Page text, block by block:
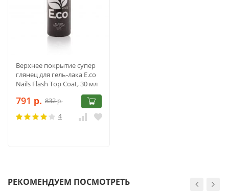
Верхнее покрытие супер
глянец для гель-лака E.co
Nails Flash Top Coat, 30 мл
791 р. 832р.
4
РЕКОМЕНДУЕМ ПОСМОТРЕТЬ